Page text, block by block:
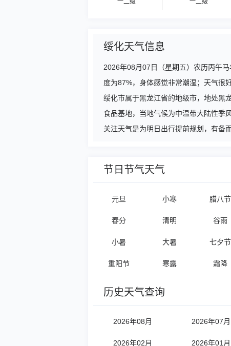
一二级
一二级
绥化天气信息
2026年08月07日（星期五）农历丙午
度为87%，身体感觉非常潮湿；天气很
绥化市属于黑龙江省的地级市，地处黑
食品基地，当地气候为中温带大陆性季风
关注天气是为明日出行提前规划，有备
节日节气天气
元旦 小寒 腊八节
春分 清明 谷雨
小暑 大暑 七夕节
重阳节 寒露 霜降
历史天气查询
2026年08月 2026年07月
2026年02月 2026年01月